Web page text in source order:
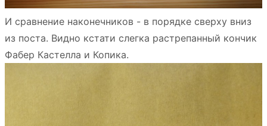
И сравнение наконечников - в порядке сверху вниз
из поста. Видно кстати слегка растрепанный кончик
Фабер Кастелла и Копика.